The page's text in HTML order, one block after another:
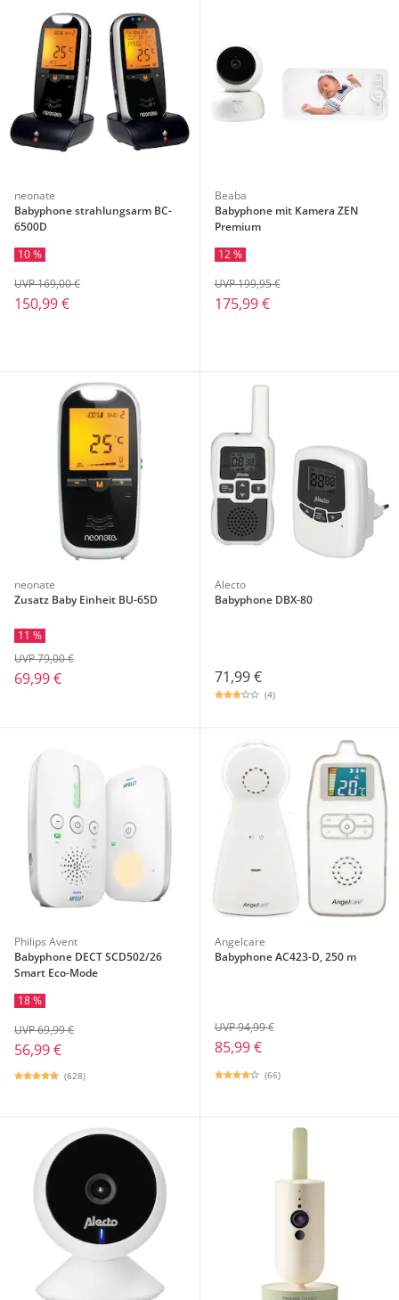
neonate
Babyphone strahlungsarm BC-
6500D
10 %
150,99 €
UVP 169,00 €
Beaba
Babyphone mit Kamera ZEN
Premium
12 %
175,99 €
UVP 199,95 €
neonate
Zusatz Baby Einheit BU-65D
11 %
69,99 €
UVP 79,00 €
Alecto
Babyphone DBX-80
71,99 €
(4)
Philips Avent
Babyphone DECT SCD502/26
Smart Eco-Mode
18 %
56,99 €
UVP 69,99 €
(628)
Angelcare
Babyphone AC423-D, 250 m
85,99 €
UVP 94,99 €
(66)